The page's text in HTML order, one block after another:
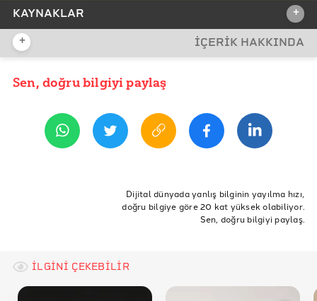
KAYNAKLAR +
İDDİA KAYNAĞI
REFERANSLAR
Ministry of Transport of the Russian Federation
U.S. Department of State
+ İÇERİK HAKKINDA
YAYIN TARİHİ
türkiye Rusya
nota
Sen, doğru bilgiyi paylaş
Dijital dünyada yanlış bilginin yayılma hızı,
doğru bilgiye göre 20 kat yüksek olabiliyor.
Sen, doğru bilgiyi paylaş.
İLGİNİ ÇEKEBİLİR